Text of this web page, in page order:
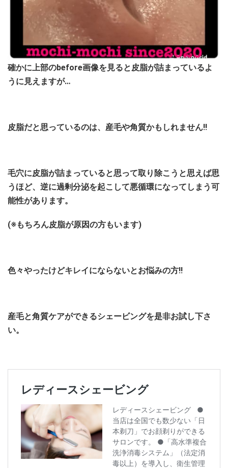
確かに上部のbefore画像を見ると皮脂が詰まっているよ
うに見えますが…
皮脂だと思っているのは、産毛や角質かもしれません!!
毛穴に皮脂が詰まっていると思って取り除こうと思えば思
うほど、逆に過剰分泌を起こして悪循環になってしまう可
能性があります。
(※もちろん皮脂が原因の方もいます)
色々やったけどキレイにならないとお悩みの方!!
産毛と角質ケアができるシェービングを是非お試し下さ
い。